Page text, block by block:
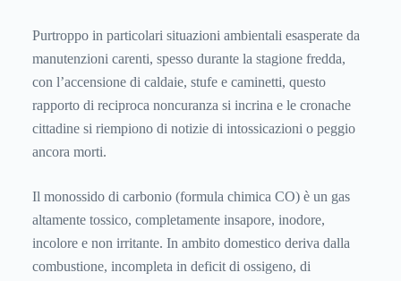
Purtroppo in particolari situazioni ambientali esasperate da
manutenzioni carenti, spesso durante la stagione fredda,
con l’accensione di caldaie, stufe e caminetti, questo
rapporto di reciproca noncuranza si incrina e le cronache
cittadine si riempiono di notizie di intossicazioni o peggio
ancora morti.
Il monossido di carbonio (formula chimica CO) è un gas
altamente tossico, completamente insapore, inodore,
incolore e non irritante. In ambito domestico deriva dalla
combustione, incompleta in deficit di ossigeno, di